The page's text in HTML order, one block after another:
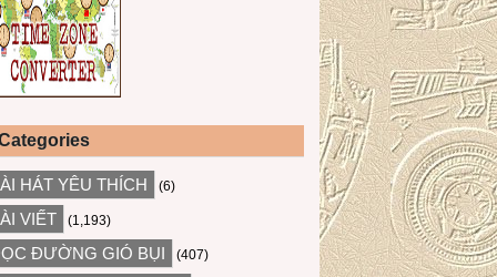
HÁT YÊU THÍCH (6)
VIẾT (1,193)
ĐƯỜNG GIÓ BỤI (407)